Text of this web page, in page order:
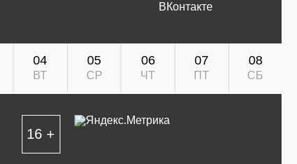
ВКонтакте
04
ВТ
05
СР
06
ЧТ
07
ПТ
08
СБ
16 +